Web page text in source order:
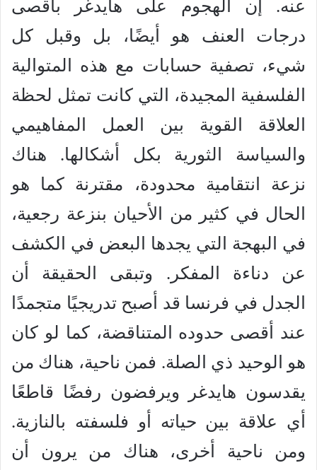
عنه. إن الهجوم على هايدغر بأقصى
درجات العنف هو أيضًا، بل وقبل كل
شيء، تصفية حسابات مع هذه المتوالية
الفلسفية المجيدة، التي كانت تمثل لحظة
العلاقة القوية بين العمل المفاهيمي
والسياسة الثورية بكل أشكالها. هناك
نزعة انتقامية محدودة، مقترنة كما هو
الحال في كثير من الأحيان بنزعة رجعية،
في البهجة التي يجدها البعض في الكشف
عن دناءة المفكر. وتبقى الحقيقة أن
الجدل في فرنسا قد أصبح تدريجيًا متجمدًا
عند أقصى حدوده المتناقضة، كما لو كان
هو الوحيد ذي الصلة. فمن ناحية، هناك من
يقدسون هايدغر ويرفضون رفضًا قاطعًا
أي علاقة بين حياته أو فلسفته بالنازية.
ومن ناحية أخرى، هناك من يرون أن